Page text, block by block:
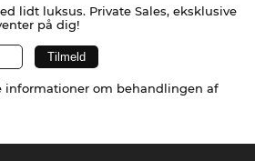
lidt luksus. Private Sales, eksklusive
på dig!
informationer om behandlingen af